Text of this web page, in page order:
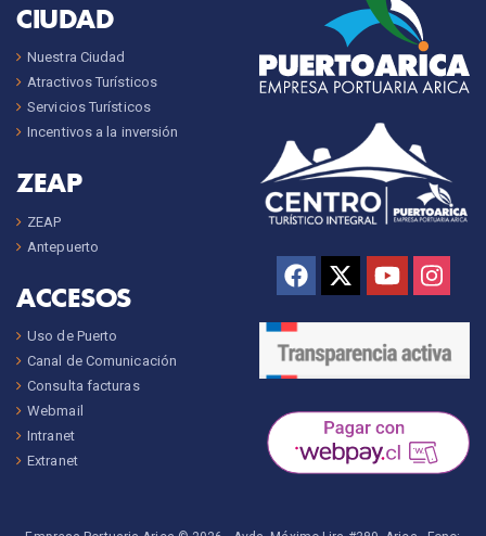
CIUDAD
Nuestra Ciudad
Atractivos Turísticos
Servicios Turísticos
Incentivos a la inversión
ZEAP
ZEAP
Antepuerto
ACCESOS
Uso de Puerto
Canal de Comunicación
Consulta facturas
Webmail
Intranet
Extranet